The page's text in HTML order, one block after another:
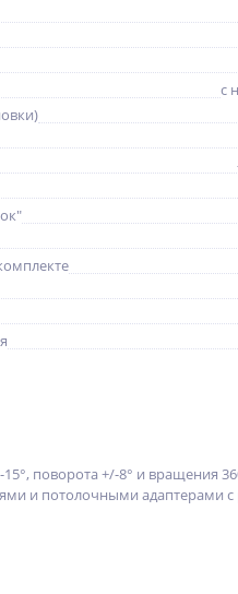
с
поворота +/-8° и вращения
и потолочными адаптерами